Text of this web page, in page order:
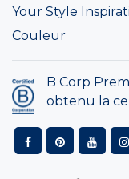
Your Style
Couleur
B Corp
obtenu la